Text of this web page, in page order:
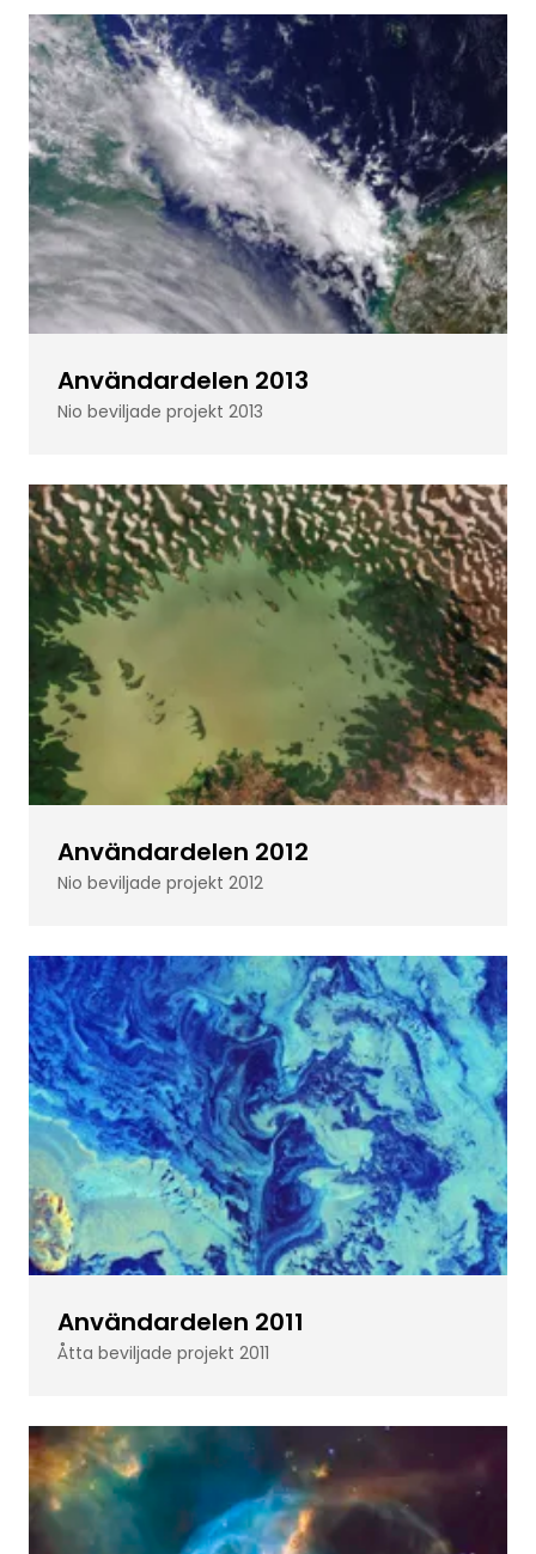
Användardelen 2013
Nio beviljade projekt 2013
Användardelen 2012
Nio beviljade projekt 2012
Användardelen 2011
Åtta beviljade projekt 2011